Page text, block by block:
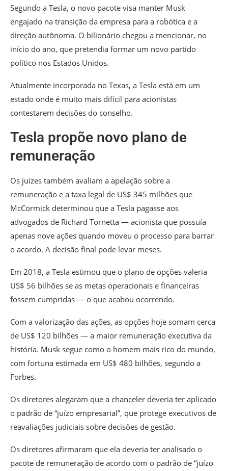
Segundo a Tesla, o novo pacote visa manter Musk
engajado na transição da empresa para a robótica e a
direção autônoma. O bilionário chegou a mencionar, no
início do ano, que pretendia formar um novo partido
político nos Estados Unidos.
Atualmente incorporada no Texas, a Tesla está em um
estado onde é muito mais difícil para acionistas
contestarem decisões do conselho.
Tesla propõe novo plano de
remuneração
Os juízes também avaliam a apelação sobre a
remuneração e a taxa legal de US$ 345 milhões que
McCormick determinou que a Tesla pagasse aos
advogados de Richard Tornetta — acionista que possuía
apenas nove ações quando moveu o processo para barrar
o acordo. A decisão final pode levar meses.
Em 2018, a Tesla estimou que o plano de opções valeria
US$ 56 bilhões se as metas operacionais e financeiras
fossem cumpridas — o que acabou ocorrendo.
Com a valorização das ações, as opções hoje somam cerca
de US$ 120 bilhões — a maior remuneração executiva da
história. Musk segue como o homem mais rico do mundo,
com fortuna estimada em US$ 480 bilhões, segundo a
Forbes.
Os diretores alegaram que a chanceler deveria ter aplicado
o padrão de “juízo empresarial”, que protege executivos de
reavaliações judiciais sobre decisões de gestão.
Os diretores afirmaram que ela deveria ter analisado o
pacote de remuneração de acordo com o padrão de “juízo